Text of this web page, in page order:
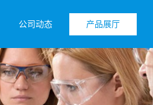
公司动态 产品展厅